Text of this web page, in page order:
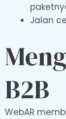
Jalan
B2B
WebAR